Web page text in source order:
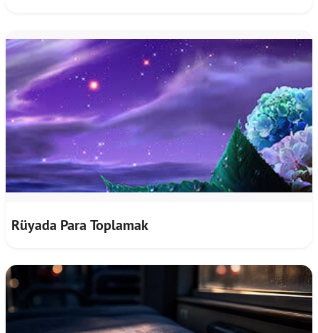
Rüyada Para Toplamak